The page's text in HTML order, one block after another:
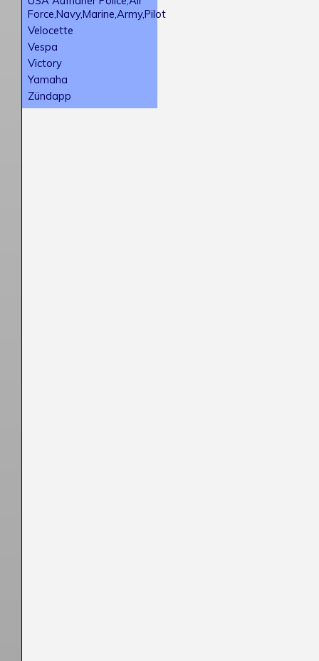
Force,Navy,Marine,Army,Pilot
Velocette
Vespa
Victory
Yamaha
Zündapp